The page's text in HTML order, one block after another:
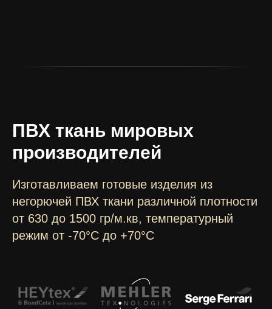
ПВХ ткань мировых
производителей
Изготавливаем готовые изделия из
негорючей ПВХ ткани различной плотности
от 630 до 1500 гр/м.кв, температурный
режим от -70°C до +70°C